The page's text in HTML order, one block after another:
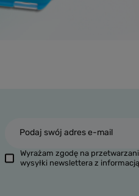
Podaj swój adres e-mail
Wyrażam zgodę na
wysyłki newslettera z